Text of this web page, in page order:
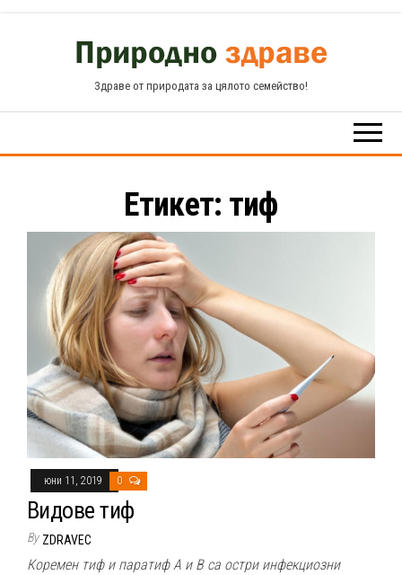
Здраве от природата за цялото семейство!
Етикет: тиф
юни 11, 2019 0
Видове тиф
By ZDRAVEC
Коремен тиф и паратиф А и В са остри инфекциозни